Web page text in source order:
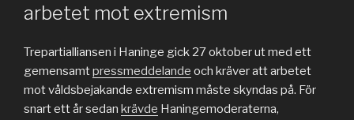
arbetet mot extremism
Trepartialliansen i Haninge gick 27 oktober ut med ett
gemensamtpressmeddelande och kräver att arbetet
mot våldsbejakande extremism måste skyndas på. För
snart ett år sedan krävde Haningemoderaterna,